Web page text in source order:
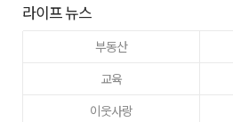
라이프 뉴스
부동산
교육
이웃사랑